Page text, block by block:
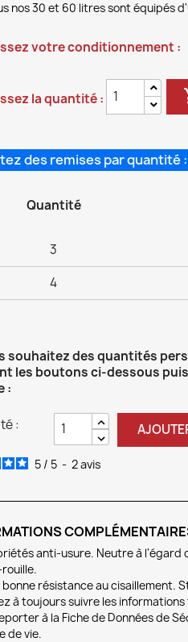
nos 30 et 60 litres sont équipés
votre conditionnement :
la quantité :
des remises par quantité :
Quantité
3
4
souhaitez des quantités
les boutons ci-dessous
:
:
5 / 5 - 2avis
anti-usure. Neutre à l'égard
bonne résistance au cisaillement.
à toujours suivre les
à la Fiche de Données de
de vie.